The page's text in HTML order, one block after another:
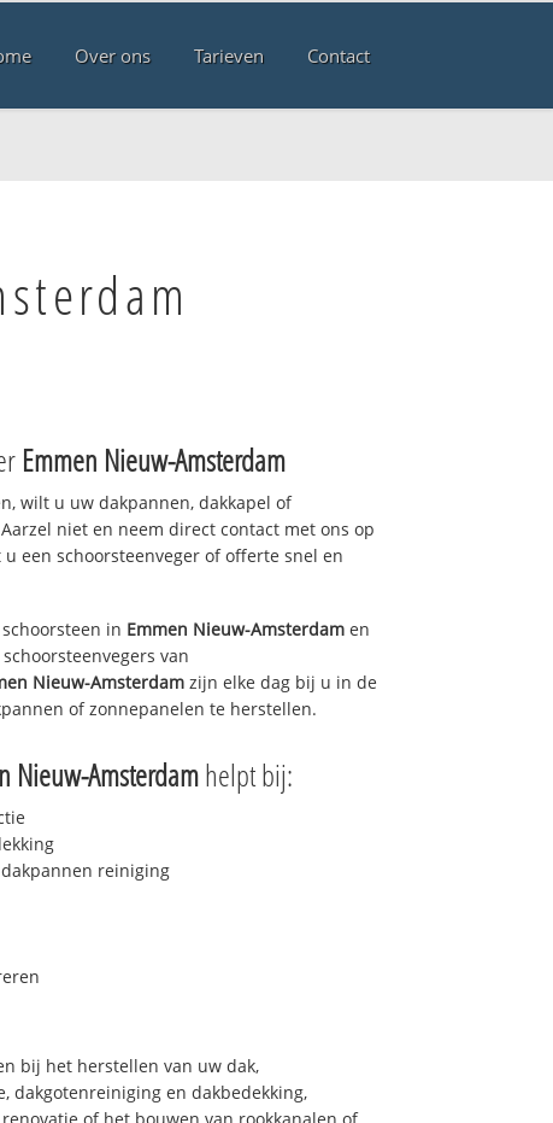
Over ons Tarieven Contact
Emmen Nieuw-Amsterdam
wilt u uw dakpannen, dakkapel of
niet en neem direct contact met ons op
een schoorsteenveger of offerte snel en
in Emmen Nieuw-Amsterdam en
van
Nieuw-Amsterdam zijn elke dag bij u in de
of zonnepanelen te herstellen.
Nieuw-Amsterdamhelpt bij:
reiniging
bij het herstellen van uw dak,
dakgotenreiniging en dakbedekking,